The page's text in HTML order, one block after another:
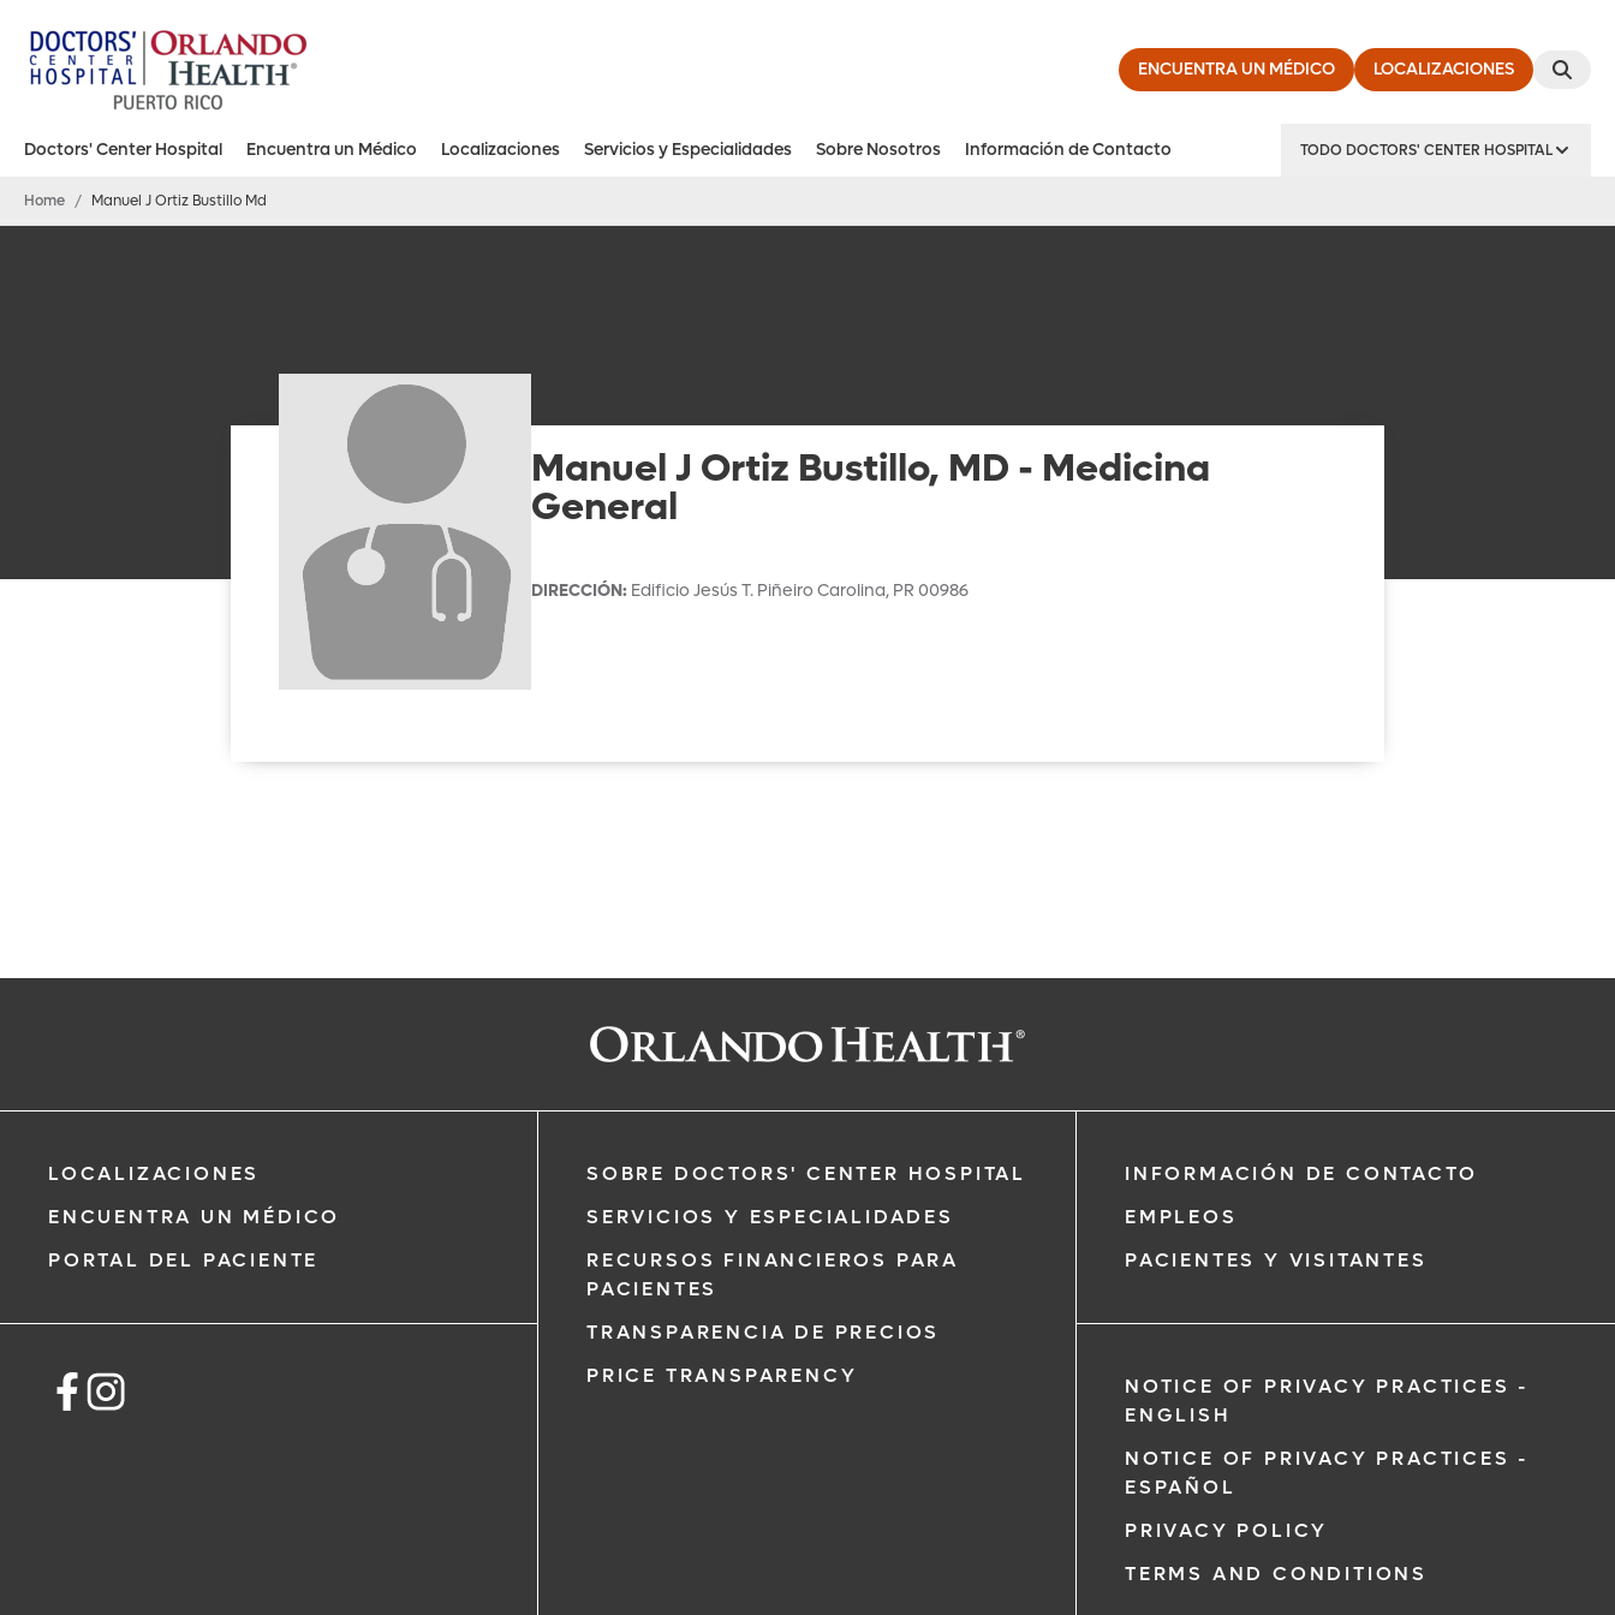
ENCUENTRA UN MÉDICO LOCALIZACIONES
Doctors' Center Hospital Encuentra un Médico Localizaciones Servicios y Especialidades Sobre Nosotros Información de Contacto TODO DOCTORS' CENTER HOSPITAL
Home / Manuel J Ortiz Bustillo Md
Manuel J Ortiz Bustillo, MD - Medicina
General
DIRECCIÓN: Edificio Jesús T. Piñeiro Carolina, PR 00986
Medicina General
Si tiene una emergencia médica, llame al 911 de
LOCALIZACIONES
ENCUENTRA UN MÉDICO
PORTAL DEL PACIENTE
SOBRE DOCTORS' CENTER HOSPITAL
SERVICIOS Y ESPECIALIDADES
RECURSOS FINANCIEROS PARA
PACIENTES
TRANSPARENCIA DE PRECIOS
PRICE TRANSPARENCY
INFORMACIÓN DE CONTACTO
EMPLEOS
PACIENTES Y VISITANTES
NOTICE OF PRIVACY PRACTICES -
ENGLISH
NOTICE OF PRIVACY PRACTICES -
ESPAÑOL
PRIVACY POLICY
TERMS AND CONDITIONS